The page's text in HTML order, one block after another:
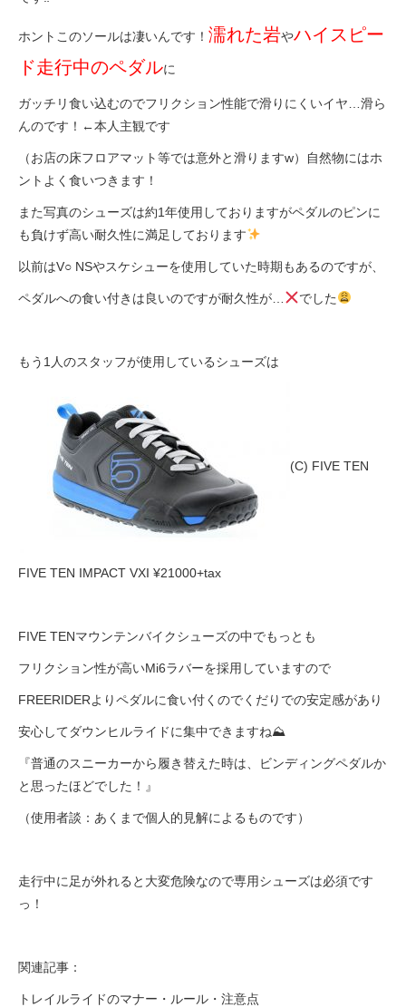
ホントこのソールは凄いんです！ 濡れた岩やハイスピー
ド走行中のペダルに
ガッチリ食い込むのでフリクション性能で滑りにくいイヤ…滑ら
んのです！←本人主観です
（お店の床フロアマット等では意外と滑りますw）自然物にはホ
ントよく食いつきます！
また写真のシューズは約1年使用しておりますがペダルのピンに
も負けず高い耐久性に満足しております
以前はV○ NSやスケシューを使用していた時期もあるのですが、
ペダルへの食い付きは良いのですが耐久性が… でした
もう1人のスタッフが使用しているシューズは
(C) FIVE TEN
FIVE TEN IMPACT VXI ¥21000+tax
FIVE TENマウンテンバイクシューズの中でもっとも
フリクション性が高いMi6ラバーを採用していますので
FREERIDERよりペダルに食い付くのでくだりでの安定感があり
安心してダウンヒルライドに集中できますね⛰
『普通のスニーカーから履き替えた時は、ビンディングペダルか
と思ったほどでした！』
（使用者談 ：あくまで個人的見解によるものです）
走行中に足が外れると大変危険なので専用シューズは必須です
っ！
関連記事：
トレイルライドのマナー・ルール・注意点